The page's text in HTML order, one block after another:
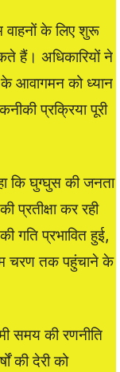
के लिए शुरू
हैं। अधिकारियों ने
के आवागमन को ध्यान
प्रक्रिया पूरी
कि घुग्घुस की जनता
कर रही
गति प्रभावित हुई,
चरण तक पहुंचाने के
समय की रणनीति
की देरी को